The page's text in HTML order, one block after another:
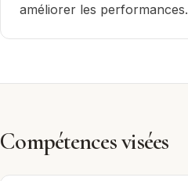
améliorer les performances.
Compétences visées